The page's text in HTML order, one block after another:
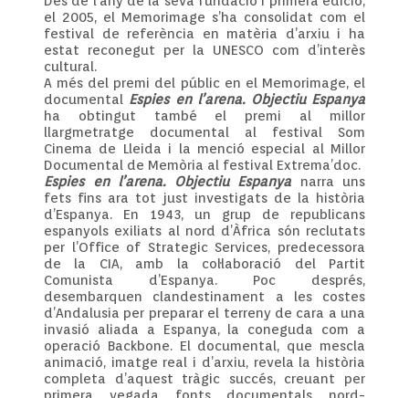
el 2005, el Memorimage s’ha consolidat com el
festival de referència en matèria d’arxiu i ha
estat reconegut per la UNESCO com d’interès
cultural.
A més del premi del públic en el Memorimage, el
documental Espies en l’arena. Objectiu Espanya
ha obtingut també el premi al millor
llargmetratge documental al festival Som
Cinema de Lleida i la menció especial al Millor
Documental de Memòria al festival Extrema’doc.
Espies en l’arena. Objectiu Espanya narra uns
fets fins ara tot just investigats de la història
d’Espanya. En 1943, un grup de republicans
espanyols exiliats al nord d’Àfrica són reclutats
per l’Office of Strategic Services, predecessora
de la CIA, amb la col·laboració del Partit
Comunista d’Espanya. Poc després,
desembarquen clandestinament a les costes
d’Andalusia per preparar el terreny de cara a una
invasió aliada a Espanya, la coneguda com a
operació Backbone. El documental, que mescla
animació, imatge real i d’arxiu, revela la història
completa d’aquest tràgic succés, creuant per